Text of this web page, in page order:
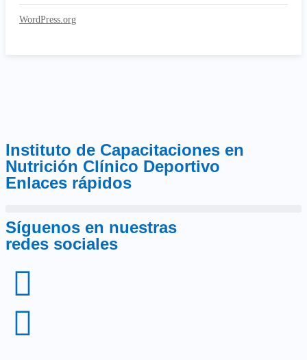
WordPress.org
Instituto de Capacitaciones en
Nutrición Clínico Deportivo
Enlaces rápidos
Síguenos en nuestras
redes sociales